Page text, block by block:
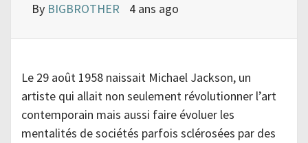
By BIGBROTHER 4 ans ago
Le 29 août 1958 naissait Michael Jackson, un
artiste qui allait non seulement révolutionner l’art
contemporain mais aussi faire évoluer les
mentalités de sociétés parfois sclérosées par des